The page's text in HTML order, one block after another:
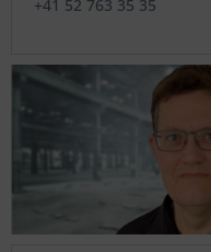
+41 52 763 35 35